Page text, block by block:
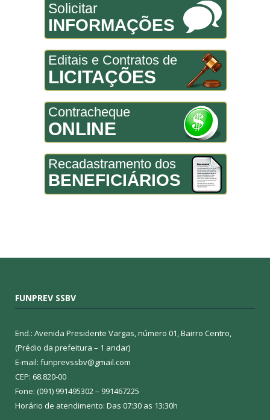
Solicitar
INFORMAÇÕES
Editais e Contratos de
LICITAÇÕES
Contracheque
ONLINE
Recadastramento dos
BENEFICIÁRIOS
FUNPREV SSBV
End.: Avenida Presidente Vargas, número 01, Bairro Centro,
(Prédio da prefeitura – 1 andar)
E-mail: funprevssbv@gmail.com
CEP: 68.820-00
Fone: (091) 991495302 – 991467225
Horário de atendimento: Das 07:30 as 13:30h